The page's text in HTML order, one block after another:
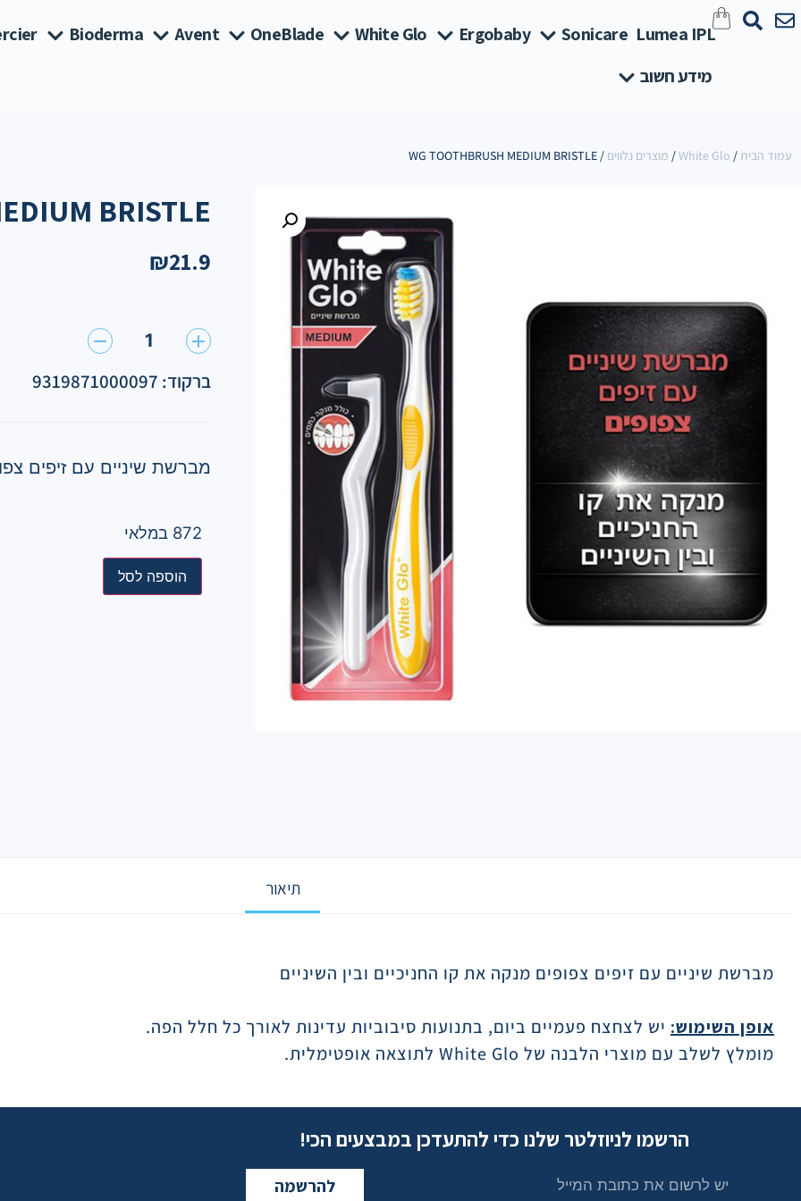
Lumea IPL
Sonicare
Ergobaby
White Glo
OneBlade
Avent
Bioderma
מידע חשוב
עמוד הבית/
White Glo
/ מוצרים נלווים / WG TOOTHBRUSH MEDIUM BRISTLE
BRISTLE
₪21.9
1
ברקוד: 9319871000097
מברשת שיניים עם זיפים
872 במלאי
הוספה לסל
תיאור
מברשת שיניים עם זיפים צפופים מנקה את קו החניכיים ובין השיניים
אופן השימוש: יש לצחצח פעמיים ביום, בתנועות סיבוביות עדינות לאורך כל חלל הפה.
מומלץ לשלב עם מוצרי הלבנה של White Glo לתוצאה אופטימלית.
הרשמו לניוזלטר שלנו כדי להתעדכן במבצעים הכי!
להרשמה